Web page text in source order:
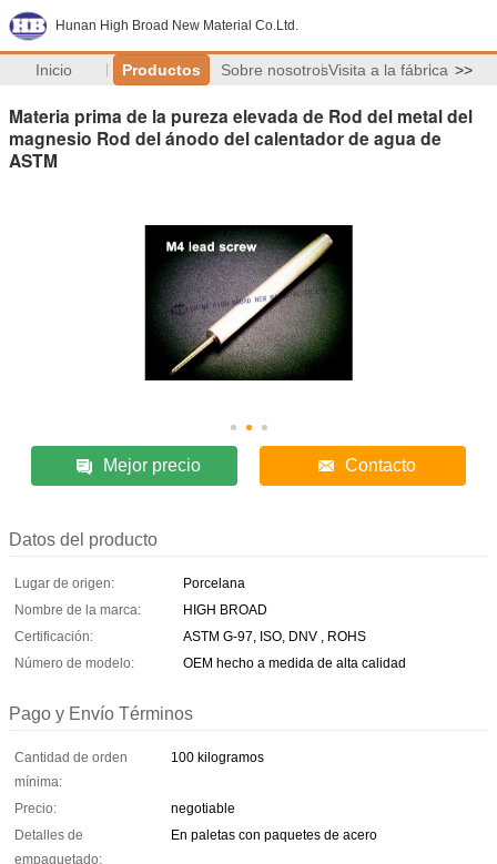
Hunan High Broad New Material Co.Ltd.
Inicio Productos Sobre nosotrosVisita a la fábrica >>
Materia prima de la pureza elevada de Rod del metal del
magnesio Rod del ánodo del calentador de agua de
ASTM
Mejor precio Contacto
Datos del producto
Lugar de origen:
Porcelana
Nombre de la marca:
HIGH BROAD
Certificación:
ASTM G-97, ISO, DNV , ROHS
Número de modelo:
OEM hecho a medida de alta calidad
Pago y Envío Términos
Cantidad de orden
mínima:
100 kilogramos
Precio:
negotiable
Detalles de
empaquetado:
En paletas con paquetes de acero